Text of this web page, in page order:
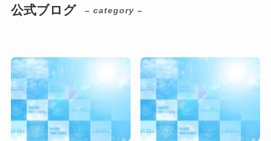
公式ブログ – category –